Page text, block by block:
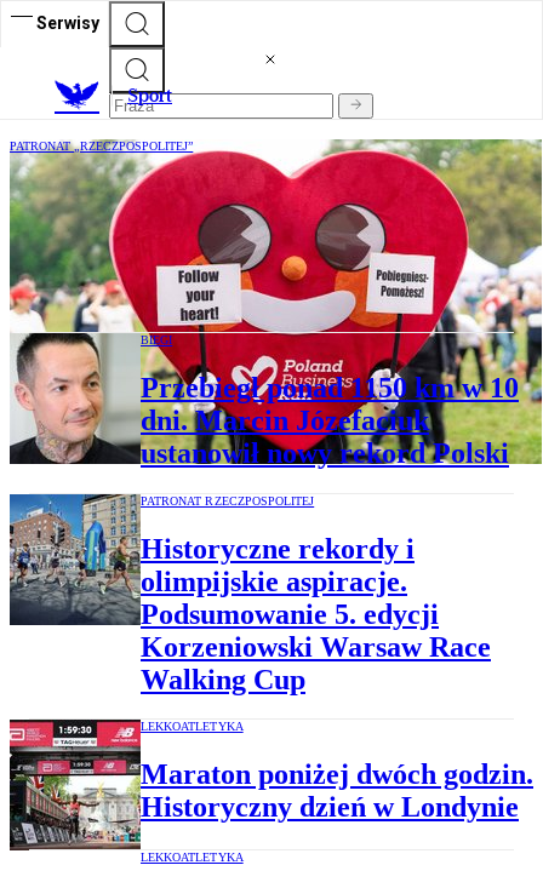
Serwisy
Sport
PATRONAT „RZECZPOSPOLITEJ”
Cała Polska – i świat – pobiegną, by
pomagać. Zostały już tylko godziny do
startu zapisów na Poland Business Run
2026.
BIEGI
Przebiegł ponad 1150 km w 10
dni. Marcin Józefaciuk
ustanowił nowy rekord Polski
PATRONAT RZECZPOSPOLITEJ
Historyczne rekordy i
olimpijskie aspiracje.
Podsumowanie 5. edycji
Korzeniowski Warsaw Race
Walking Cup
LEKKOATLETYKA
Maraton poniżej dwóch godzin.
Historyczny dzień w Londynie
LEKKOATLETYKA